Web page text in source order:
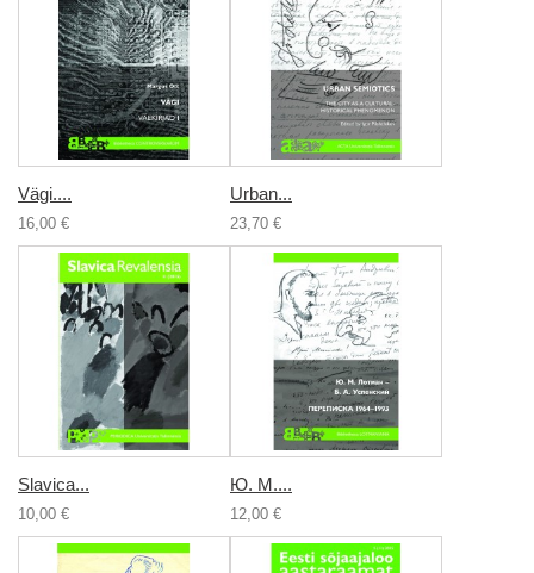
Vägi....
16,00 €
Urban...
23,70 €
Slavica...
10,00 €
Ю. М....
12,00 €